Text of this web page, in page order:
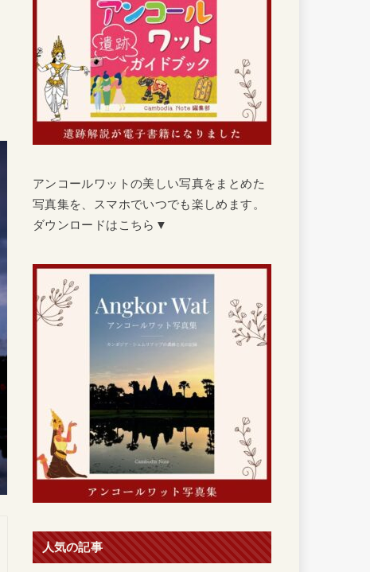
アンコールワットの美しい写真をまとめた
写真集を、スマホでいつでも楽しめます。
ダウンロードはこちら▼
人気の記事